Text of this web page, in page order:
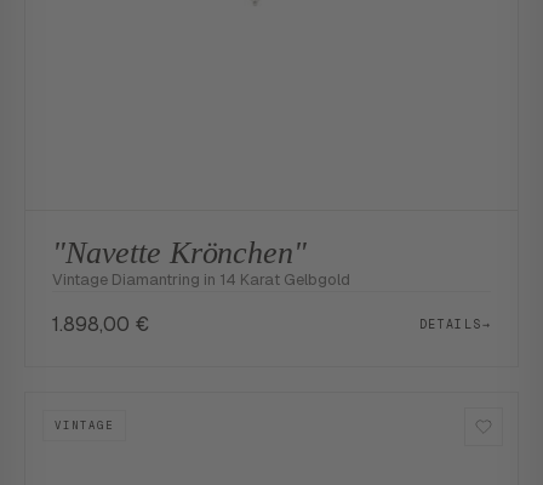
"Navette Krönchen"
Vintage Diamantring in 14 Karat Gelbgold
1.898,00 € DETAILS→
VINTAGE